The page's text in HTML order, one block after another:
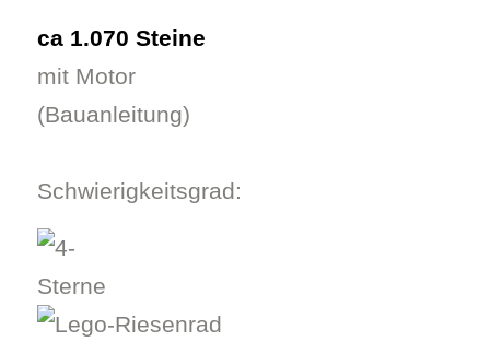
ca 1.070 Steine
mit Motor
(Bauanleitung)
Schwierigkeitsgrad: